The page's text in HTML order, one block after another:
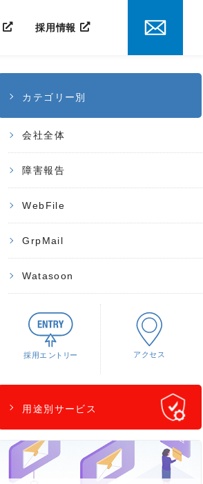
採用情報
カテゴリー別
会社全体
障害報告
WebFile
GrpMail
Watasoon
用途別サービス